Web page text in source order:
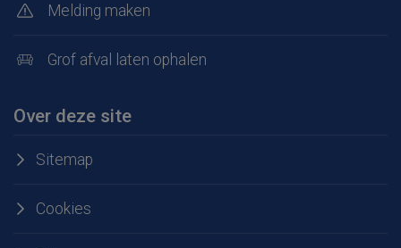
Melding maken
Grof afval laten ophalen
Over deze site
Sitemap
Cookies